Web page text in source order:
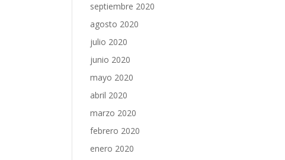
septiembre 2020
agosto 2020
julio 2020
junio 2020
mayo 2020
abril 2020
marzo 2020
febrero 2020
enero 2020